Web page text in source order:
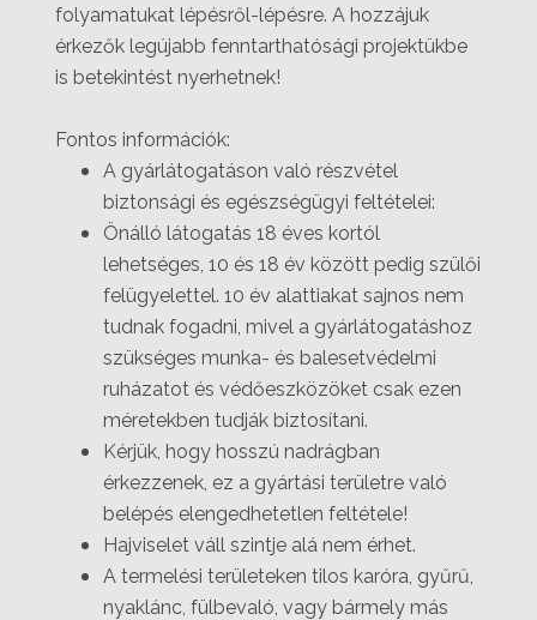
folyamatukat lépésről-lépésre. A hozzájuk
érkezők legújabb fenntarthatósági projektükbe
is betekintést nyerhetnek!
Fontos információk:
A gyárlátogatáson való részvétel
biztonsági és egészségügyi feltételei:
Önálló látogatás 18 éves kortól
lehetséges, 10 és 18 év között pedig szülői
felügyelettel. 10 év alattiakat sajnos nem
tudnak fogadni, mivel a gyárlátogatáshoz
szükséges munka- és balesetvédelmi
ruházatot és védőeszközöket csak ezen
méretekben tudják biztosítani.
Kérjük, hogy hosszú nadrágban
érkezzenek, ez a gyártási területre való
belépés elengedhetetlen feltétele!
Hajviselet váll szintje alá nem érhet.
A termelési területeken tilos karóra, gyűrű,
nyaklánc, fülbevaló, vagy bármely más